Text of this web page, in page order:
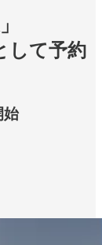
して予約
始